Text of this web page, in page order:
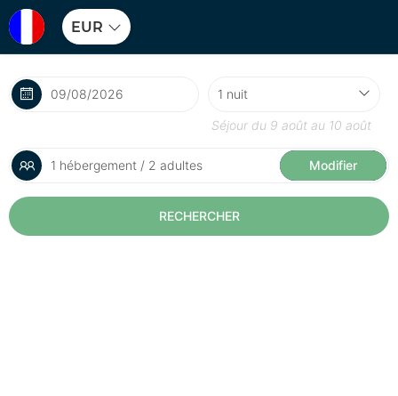
EUR
Séjour du 9 août au 10 août
1 hébergement / 2 adultes Modifier